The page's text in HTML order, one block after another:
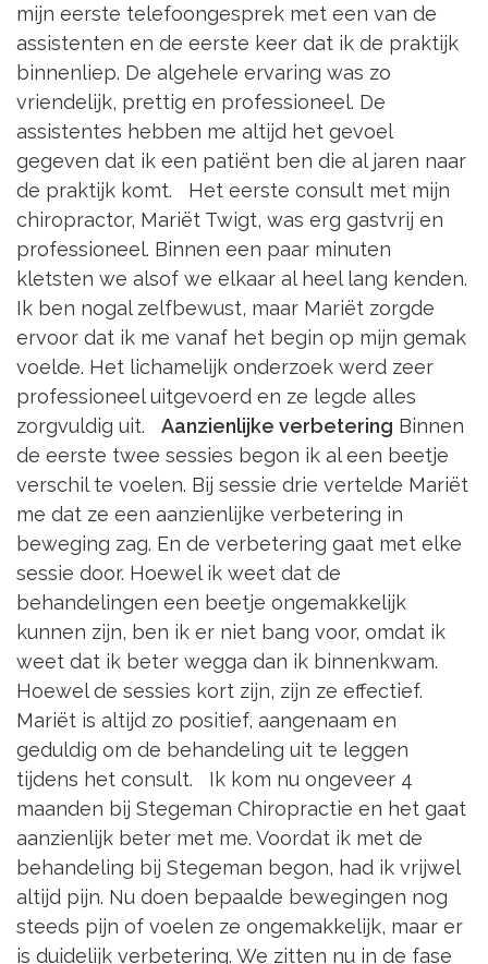
mijn eerste telefoongesprek met een van de
assistenten en de eerste keer dat ik de praktijk
binnenliep. De algehele ervaring was zo
vriendelijk, prettig en professioneel. De
assistentes hebben me altijd het gevoel
gegeven dat ik een patiënt ben die al jaren naar
de praktijk komt. Het eerste consult met mijn
chiropractor, Mariët Twigt, was erg gastvrij en
professioneel. Binnen een paar minuten
kletsten we alsof we elkaar al heel lang kenden.
Ik ben nogal zelfbewust, maar Mariët zorgde
ervoor dat ik me vanaf het begin op mijn gemak
voelde. Het lichamelijk onderzoek werd zeer
professioneel uitgevoerd en ze legde alles
zorgvuldig uit. Aanzienlijke verbetering Binnen
de eerste twee sessies begon ik al een beetje
verschil te voelen. Bij sessie drie vertelde Mariët
me dat ze een aanzienlijke verbetering in
beweging zag. En de verbetering gaat met elke
sessie door. Hoewel ik weet dat de
behandelingen een beetje ongemakkelijk
kunnen zijn, ben ik er niet bang voor, omdat ik
weet dat ik beter wegga dan ik binnenkwam.
Hoewel de sessies kort zijn, zijn ze effectief.
Mariët is altijd zo positief, aangenaam en
geduldig om de behandeling uit te leggen
tijdens het consult. Ik kom nu ongeveer 4
maanden bij Stegeman Chiropractie en het gaat
aanzienlijk beter met me. Voordat ik met de
behandeling bij Stegeman begon, had ik vrijwel
altijd pijn. Nu doen bepaalde bewegingen nog
steeds pijn of voelen ze ongemakkelijk, maar er
is duidelijk verbetering. We zitten nu in de fase